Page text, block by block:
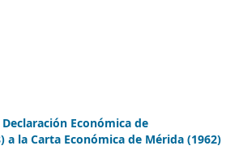
Económica de
a la Carta Económica de Mérida (1962)